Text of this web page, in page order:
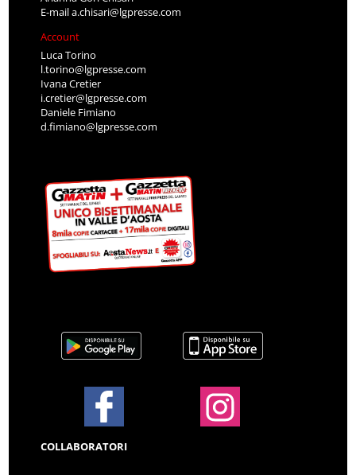
E-maila.chisari@lgpresse.com
Account
Luca Torino
l.torino@lgpresse.com
Ivana Cretier
i.cretier@lgpresse.com
Daniele Fimiano
d.fimiano@lgpresse.com
COLLABORATORI